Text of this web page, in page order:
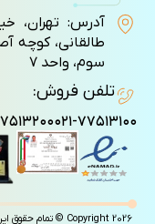
آدرس: تهران،
سوم، واحد ۷
تلفن فروش:
۰۲۱-۷۷۵۱۳۱۰۰۰۲۱-
Copyright 2026 © تمام حقوق این سایت متعلق به دما استار است.